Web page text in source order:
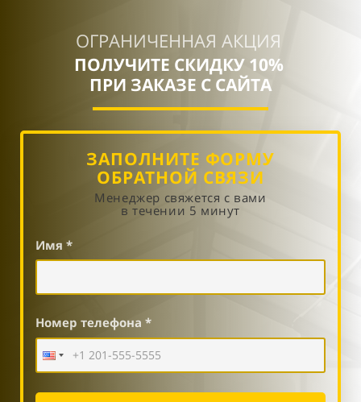
ОГРАНИЧЕННАЯ АКЦИЯ
ПОЛУЧИТЕ СКИДКУ 10%
ПРИ ЗАКАЗЕ С САЙТА
ЗАПОЛНИТЕ ФОРМУ
ОБРАТНОЙ СВЯЗИ
Менеджер свяжется с вами
в течении 5 минут
Имя *
Номер телефона *